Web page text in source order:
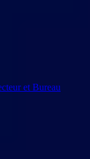
et Bureau